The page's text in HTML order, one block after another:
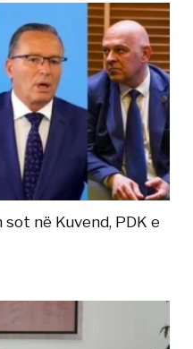
në Kuvend, PDK e